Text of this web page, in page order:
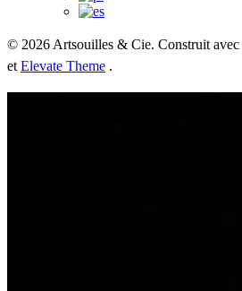
© 2026 Artsouilles & Cie. Construit
et Elevate Theme .